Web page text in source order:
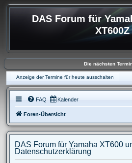
DAS Forum für
XT600Z
Die nächsten
Anzeige der Termine für heute ausschalten
FAQ Kalender
Foren-Übersicht
DAS Forum für Yamaha XT600
Datenschutzerklärung